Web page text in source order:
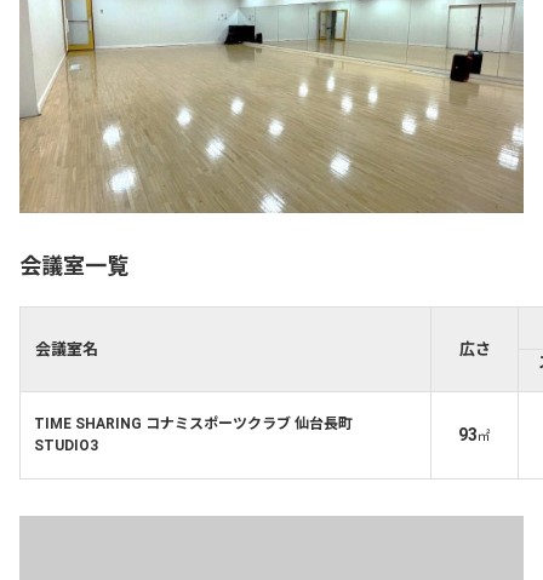
会議室一覧
会議室名 広さ
TIME SHARING コナミスポーツクラブ 仙台長町
STUDIO3
93㎡